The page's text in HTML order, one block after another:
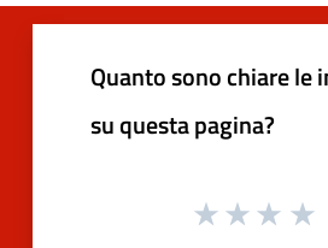
Quanto sono chiare le
su questa pagina?